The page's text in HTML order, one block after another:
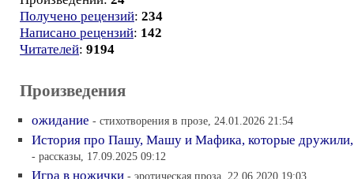
Получено рецензий: 234
Написано рецензий: 142
Читателей: 9194
Произведения
ожидание - стихотворения в прозе, 24.01.2026 21:54
История про Пашу, Машу и Мафика, которые дружили,
- рассказы, 17.09.2025 09:12
Игра в ножички - эротическая проза, 22.06.2020 19:03